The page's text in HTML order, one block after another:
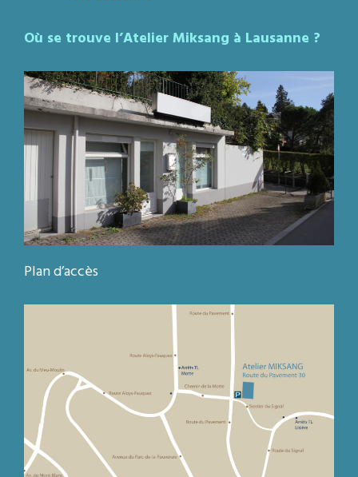
Où se trouve l’Atelier Miksang à Lausanne ?
Plan d’accès